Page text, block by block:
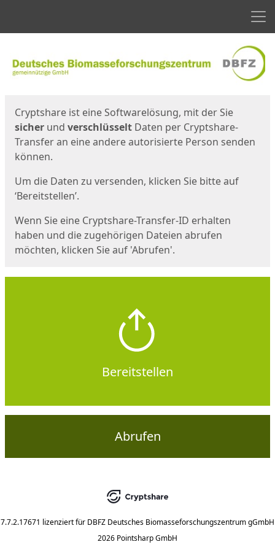
Cryptshare ist eine Softwarelösung, mit der Sie
sicher und verschlüsselt Daten per Cryptshare-
Transfer an eine andere autorisierte Person senden
können.
Um die Daten zu versenden, klicken Sie bitte auf
‘Bereitstellen’.
Wenn Sie eine Cryptshare-Transfer-ID erhalten
haben und die zugehörigen Dateien abrufen
möchten, klicken Sie auf 'Abrufen'.
Bereitstellen
Abrufen
7.7.2.17671 lizenziert für DBFZ Deutsches Biomasseforschungszentrum gGmbH
2026 Pointsharp GmbH